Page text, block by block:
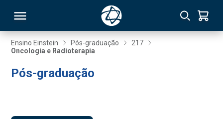
Ensino Einstein Pós-graduação
217
Oncologia e Radioterapia
Pós-graduação